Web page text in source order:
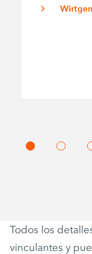
Todos los
vinculantes y